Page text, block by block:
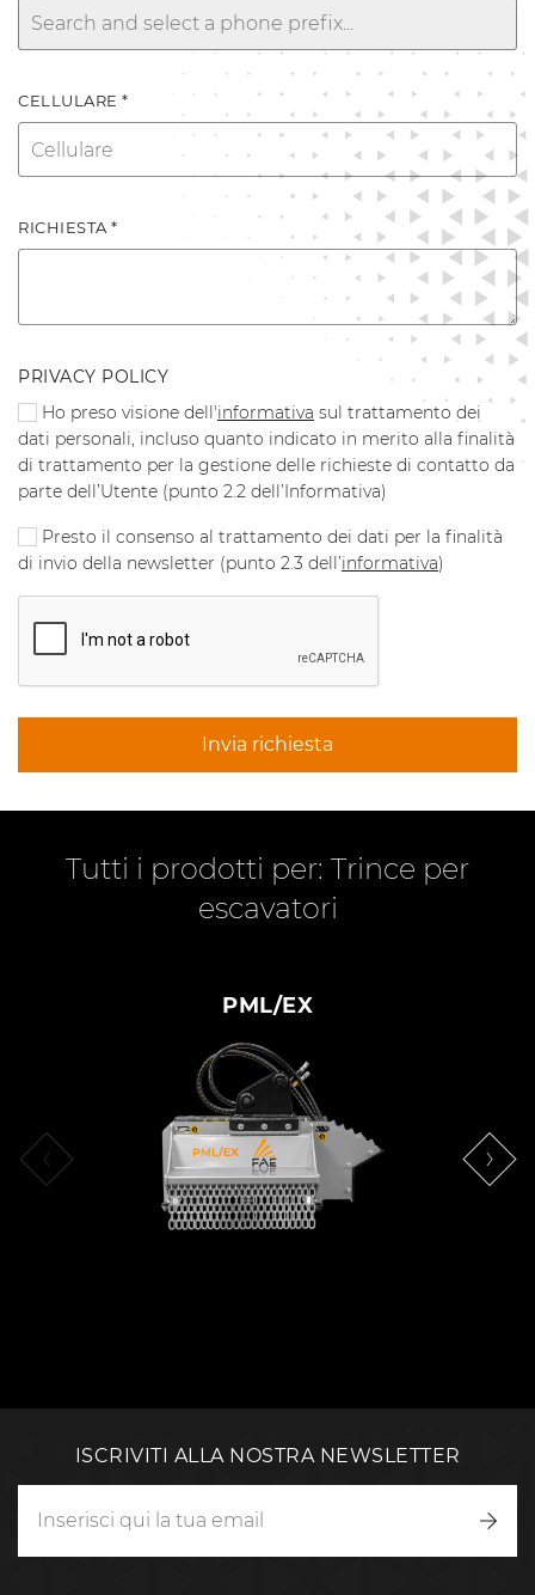
CELLULARE *
RICHIESTA *
PRIVACY POLICY
Ho preso visione dell'informativa sul trattamento dei
dati personali, incluso quanto indicato in merito alla finalità
di trattamento per la gestione delle richieste di contatto da
parte dell’Utente (punto 2.2 dell’Informativa)
Presto il consenso al trattamento dei dati per la finalità
di invio della newsletter (punto 2.3 dell’informativa)
Invia richiesta
Tutti i prodotti per: Trince per
escavatori
PML/EX
ISCRIVITI ALLA NOSTRA NEWSLETTER